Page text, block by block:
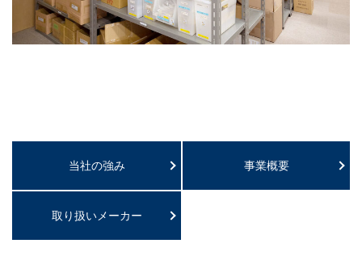
当社の強み 事業概要
取り扱いメーカー